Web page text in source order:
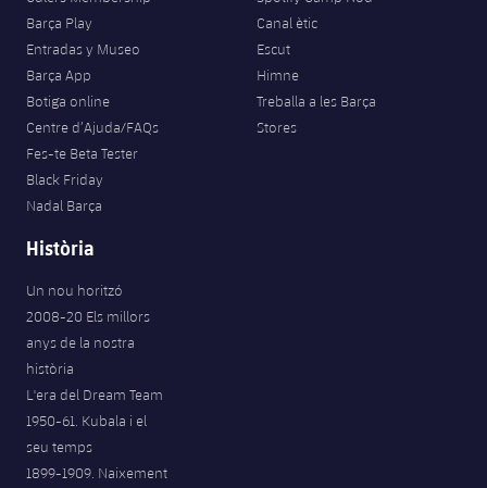
Barça Play
Entradas y Museo
Barça App
Botiga online
Centre d’Ajuda/FAQs
Fes-te Beta Tester
Black Friday
Nadal Barça
Canal ètic
Escut
Himne
Treballa a les Barça
Stores
Història
Un nou horitzó
2008-20 Els millors
anys de la nostra
història
L'era del Dream Team
1950-61. Kubala i el
seu temps
1899-1909. Naixement